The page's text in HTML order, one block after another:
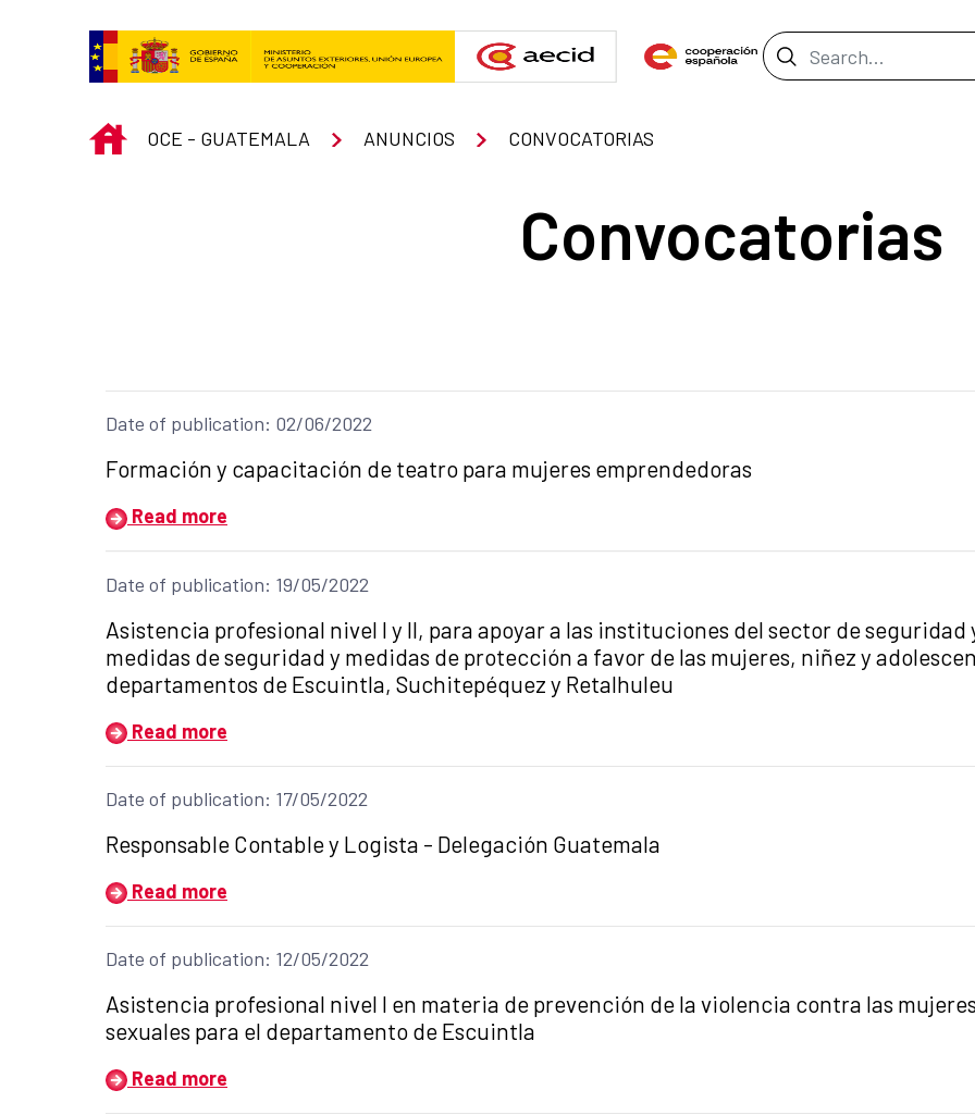
Search Bar
INICIO
OCE - GUATEMALA ANUNCIOS CONVOCATORIAS
Convocatorias
Date of publication: 02/06/2022
Title of the announcement:
Formación y capacitación de teatro para mujeres emprendedoras
Read more
Date of publication: 19/05/2022
Title of the announcement:
Asistencia profesional nivel I y II, para apoyar a las instituciones del sector de
medidas de seguridad y medidas de protección a favor de las mujeres, niñez y
departamentos de Escuintla, Suchitepéquez y Retalhuleu
Read more
Date of publication: 17/05/2022
Title of the announcement:
Responsable Contable y Logista - Delegación Guatemala
Read more
Date of publication: 12/05/2022
Title of the announcement:
Asistencia profesional nivel I en materia de prevención de la violencia contra las
sexuales para el departamento de Escuintla
Read more